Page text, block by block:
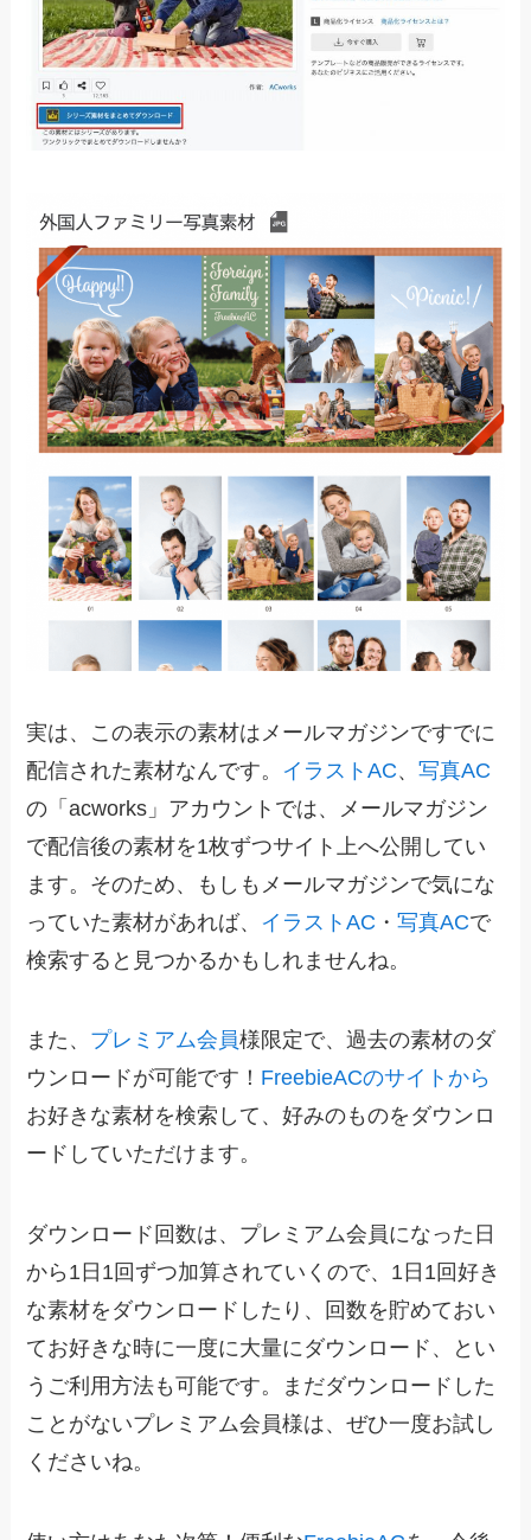
実は、この表示の素材はメールマガジンですでに
配信された素材なんです。 イラストAC、写真AC
の「acworks」アカウントでは、メールマガジン
で配信後の素材を1枚ずつサイト上へ公開してい
ます。そのため、もしもメールマガジンで気にな
っていた素材があれば、 イラストAC ・写真ACで
検索すると見つかるかもしれませんね。
また、 プレミアム会員様限定で、過去の素材のダ
ウンロードが可能です！ FreebieACのサイトから
お好きな素材を検索して、好みのものをダウンロ
ードしていただけます。
ダウンロード回数は、プレミアム会員になった日
から1日1回ずつ加算されていくので、1日1回好き
な素材をダウンロードしたり、回数を貯めておい
てお好きな時に一度に大量にダウンロード、とい
うご利用方法も可能です。まだダウンロードした
ことがないプレミアム会員様は、ぜひ一度お試し
くださいね。